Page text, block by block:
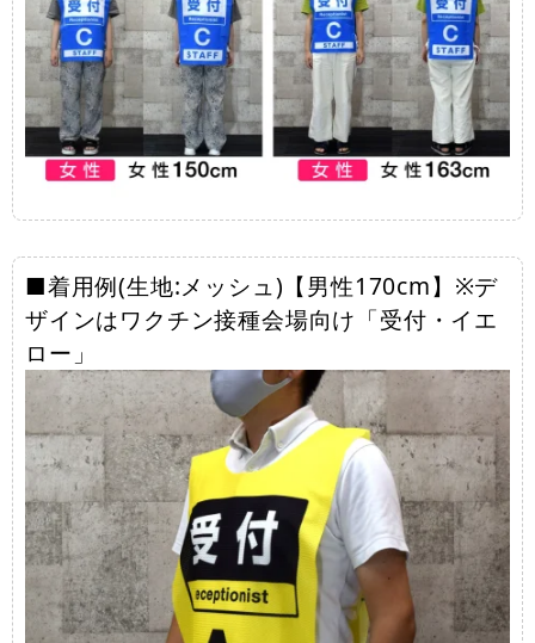
■着用例(生地:メッシュ)【男性170cm】※デ
ザインはワクチン接種会場向け「受付・イエ
ロー」